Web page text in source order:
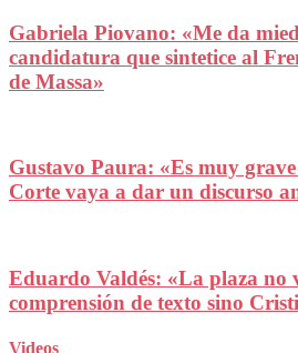
Gabriela Piovano: «Me da
candidatura que sintetice al
de Massa»
Gustavo Paura: «Es muy
Corte vaya a dar un discurso
Eduardo Valdés: «La plaza no
comprensión de texto sino
Videos